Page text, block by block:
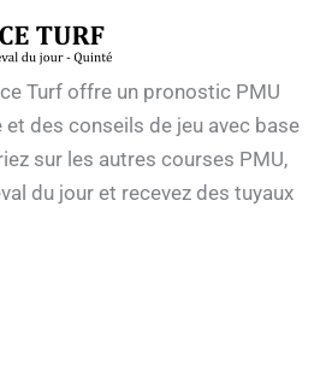
Turf offre un pronostic PMU
des conseils de jeu avec base
sur les autres courses PMU,
du jour et recevez des tuyaux